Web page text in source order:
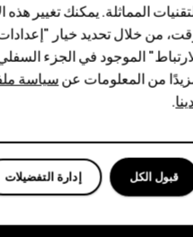
Discord
المماثلة. يمكنك تغيير
من خلال تحديد خيار
الموجود في الجزء
من المعلومات عنسياسة
.
إدارة التفضيلات قبول الكل